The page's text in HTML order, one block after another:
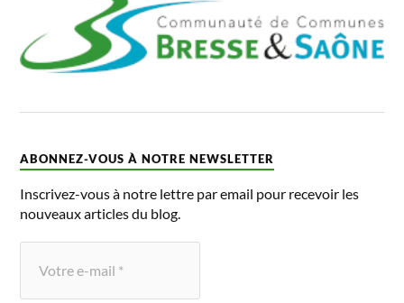
ABONNEZ-VOUS À NOTRE NEWSLETTER
Inscrivez-vous à notre lettre par email pour recevoir les
nouveaux articles du blog.